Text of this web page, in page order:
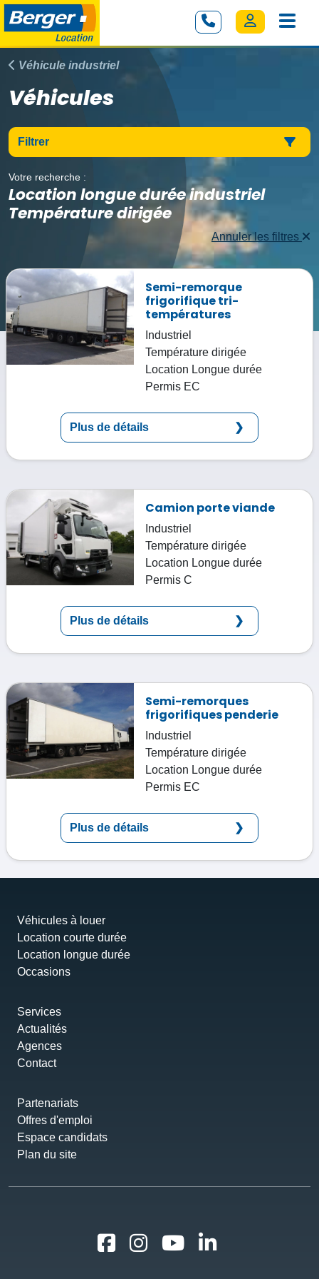
Véhicule industriel
Véhicules
Filtrer
Votre recherche :
Location longue durée industriel
Température dirigée
Annuler les filtres
Semi-remorque
frigorifique tri-
températures
Industriel
Température dirigée
Location Longue durée
Permis EC
Plus de détails
Camion porte viande
Industriel
Température dirigée
Location Longue durée
Permis C
Plus de détails
Semi-remorques
frigorifiques penderie
Industriel
Température dirigée
Location Longue durée
Permis EC
Plus de détails
Véhicules à louer
Location courte durée
Location longue durée
Occasions
Services
Actualités
Agences
Contact
Partenariats
Offres d'emploi
Espace candidats
Plan du site